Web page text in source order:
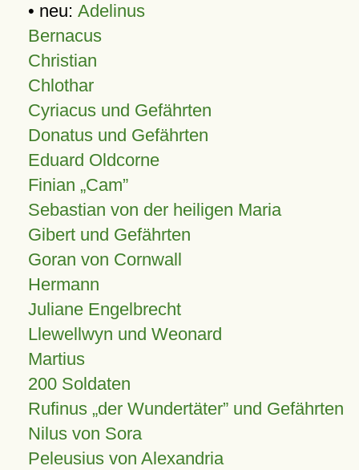
• neu: Adelinus
Bernacus
Christian
Chlothar
Cyriacus und Gefährten
Donatus und Gefährten
Eduard Oldcorne
Finian Cam
Sebastian von der heiligen Maria
Gibert und Gefährten
Goran von Cornwall
Hermann
Juliane Engelbrecht
Llewellwyn und Weonard
Martius
200 Soldaten
Rufinus „der Wundertäter” und Gefährten
Nilus von Sora
Peleusius von Alexandria